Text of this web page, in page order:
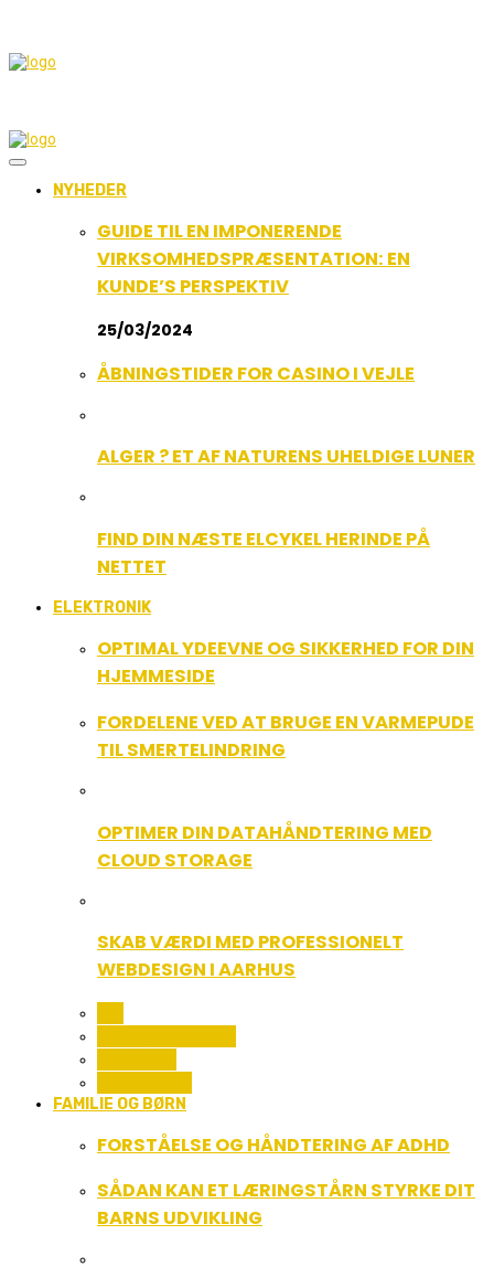
NYHEDER
GUIDE TIL EN IMPONERENDE
VIRKSOMHEDSPRÆSENTATION: EN
KUNDE’S PERSPEKTIV
25/03/2024
ÅBNINGSTIDER FOR CASINO I VEJLE
ALGER ? ET AF NATURENS UHELDIGE LUNER
FIND DIN NÆSTE ELCYKEL HERINDE PÅ
NETTET
ELEKTRONIK
OPTIMAL YDEEVNE OG SIKKERHED FOR DIN
HJEMMESIDE
FORDELENE VED AT BRUGE EN VARMEPUDE
TIL SMERTELINDRING
OPTIMER DIN DATAHÅNDTERING MED
CLOUD STORAGE
SKAB VÆRDI MED PROFESSIONELT
WEBDESIGN I AARHUS
FAMILIE OG BØRN
FORSTÅELSE OG HÅNDTERING AF ADHD
SÅDAN KAN ET LÆRINGSTÅRN STYRKE DIT
BARNS UDVIKLING